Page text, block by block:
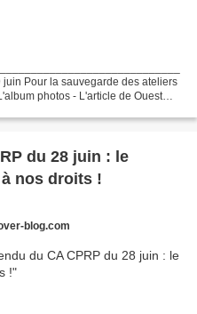
Pour la sauvegarde des ateliers
photos - L'article de Ouest
du 28 juin : le
nos droits !
blog.com